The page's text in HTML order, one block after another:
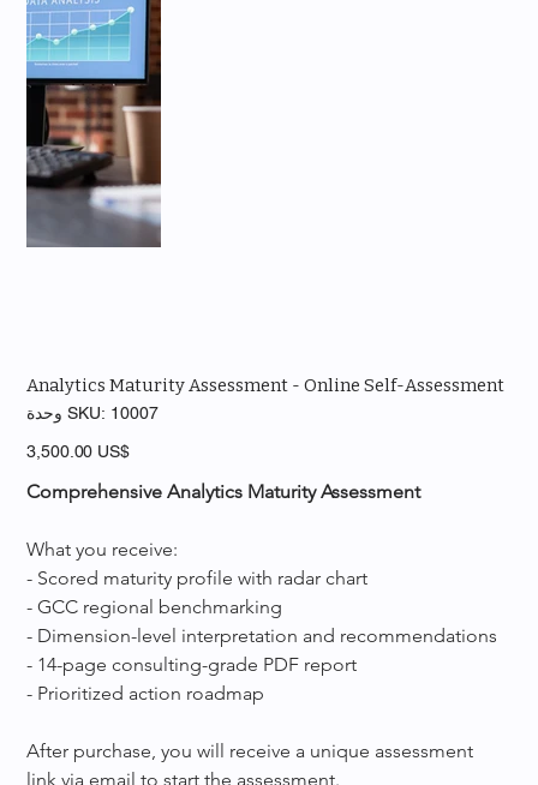
Analytics Maturity Assessment - Online Self-Assessment
وحدة SKU: SKU
10007
10007
السعر ‏3,500.00 US$
Comprehensive Analytics Maturity Assessment
What you receive:
- Scored maturity profile with radar chart
- GCC regional benchmarking
- Dimension-level interpretation and recommendations
- 14-page consulting-grade PDF report
- Prioritized action roadmap
After purchase, you will receive a unique assessment
link via email to start the assessment.